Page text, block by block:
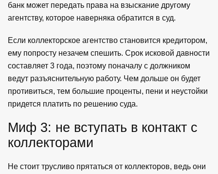
банк может передать права на взыскание другому
агентству, которое наверняка обратится в суд.
Если коллекторское агентство становится кредитором,
ему попросту незачем спешить. Срок исковой давности
составляет 3 года, поэтому поначалу с должником
ведут разъяснительную работу. Чем дольше он будет
противиться, тем большие проценты, пени и неустойки
придется платить по решению суда.
Миф 3: не вступать в контакт с
коллекторами
Не стоит трусливо прятаться от коллекторов, ведь они